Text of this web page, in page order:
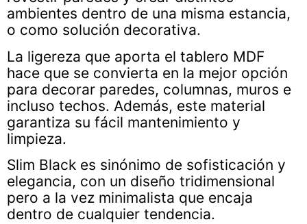
ambientes dentro de una misma estancia,
o como solución decorativa.
La ligereza que aporta el tablero MDF
hace que se convierta en la mejor opción
para decorar paredes, columnas, muros e
incluso techos. Además, este material
garantiza su fácil mantenimiento y
limpieza.
Slim Black es sinónimo de sofisticación y
elegancia, con un diseño tridimensional
pero a la vez minimalista que encaja
dentro de cualquier tendencia.